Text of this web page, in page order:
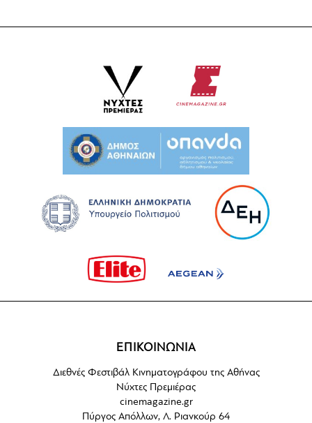
ΕΠΙΚΟΙΝΩΝΙΑ
Διεθνές Φεστιβάλ Κινηματογράφου της Αθήνας
Νύχτες Πρεμιέρας
cinemagazine.gr
Πύργος Απόλλων, Λ. Ριανκούρ 64